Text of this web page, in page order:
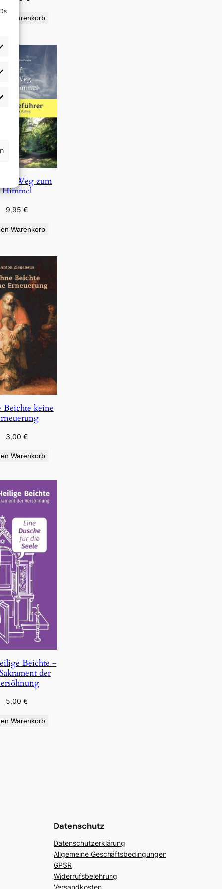
Warenkorb
Weg zum
Himmel
9,95€
Warenkorb
Beichte keine
3,00€
Warenkorb
Beichte –
der
5,00€
Warenkorb
Datenschutz
Datenschutzerklärung
Allgemeine Geschäftsbedingungen
GPSR
Widerrufsbelehrung
Versandkosten